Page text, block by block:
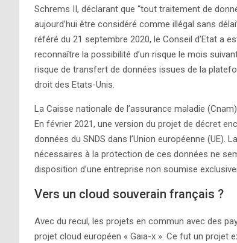
Schrems II, déclarant que “tout traitement de
aujourd’hui être considéré comme illégal sans
référé du 21 septembre 2020, le Conseil d’Etat a
reconnaître la possibilité d’un risque le mois
risque de transfert de données issues de la
droit des Etats-Unis.
La Caisse nationale de l’assurance maladie
En février 2021, une version du projet de décret
données du SNDS dans l’Union européenne (UE).
nécessaires à la protection de ces données ne
disposition d’une entreprise non soumise
Vers un cloud souverain français ?
Avec du recul, les projets en commun avec des
projet cloud européen « Gaia-x ». Ce fut un projet